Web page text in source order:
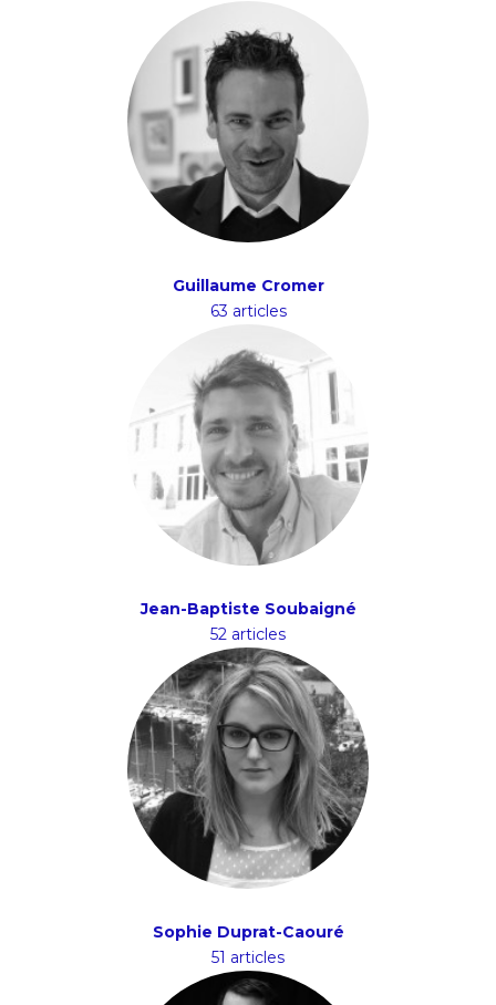
Guillaume Cromer
63 articles
Jean-Baptiste Soubaigné
52 articles
Sophie Duprat-Caouré
51 articles